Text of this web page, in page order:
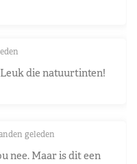
die natuurtinten!
geleden
nee. Maar is dit een